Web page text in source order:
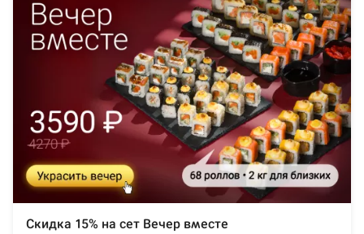
Скидка 15% на сет Вечер вместе